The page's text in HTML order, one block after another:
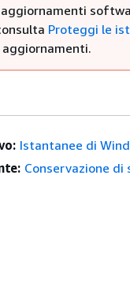
Proteggi le
Istantanee di
Conservazione